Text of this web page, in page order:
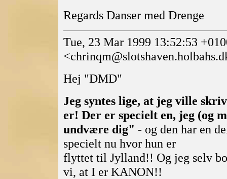
Regards Danser med Drenge
Tue, 23 Mar 1999 13:52:53
Hej "DMD"
Jeg syntes lige, at jeg ville
er! Der er specielt en, jeg (og
undvære dig" - og den har en
specielt nu hvor hun er
flyttet til Jylland!! Og jeg selv
vi, at I er KANON!!